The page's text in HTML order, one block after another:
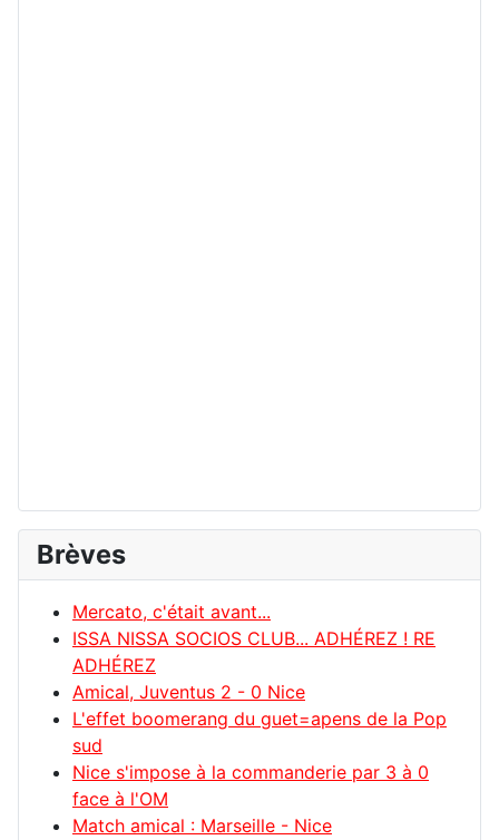
Brèves
Mercato, c'était avant...
ISSA NISSA SOCIOS CLUB... ADHÉREZ ! RE
ADHÉREZ
Amical, Juventus 2 - 0 Nice
L'effet boomerang du guet=apens de la Pop
sud
Nice s'impose à la commanderie par 3 à 0
face à l'OM
Match amical : Marseille - Nice